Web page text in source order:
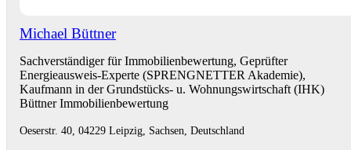
Michael Büttner
Sachverständiger für Immobilienbewertung, Geprüfter
Energieausweis-Experte (SPRENGNETTER Akademie),
Kaufmann in der Grundstücks- u. Wohnungswirtschaft (IHK)
Büttner Immobilienbewertung
Oeserstr. 40, 04229 Leipzig, Sachsen, Deutschland